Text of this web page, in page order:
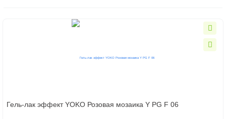
Гель-лак с блестками
Гель-лак эффект YOKO Розовая мозаика Y PG F 06